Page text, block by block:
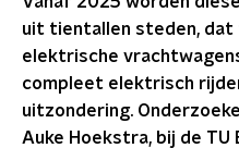
uit tientallen steden, dat
elektrische
compleet elektrisch
uitzondering.
Auke Hoekstra, bij de TU